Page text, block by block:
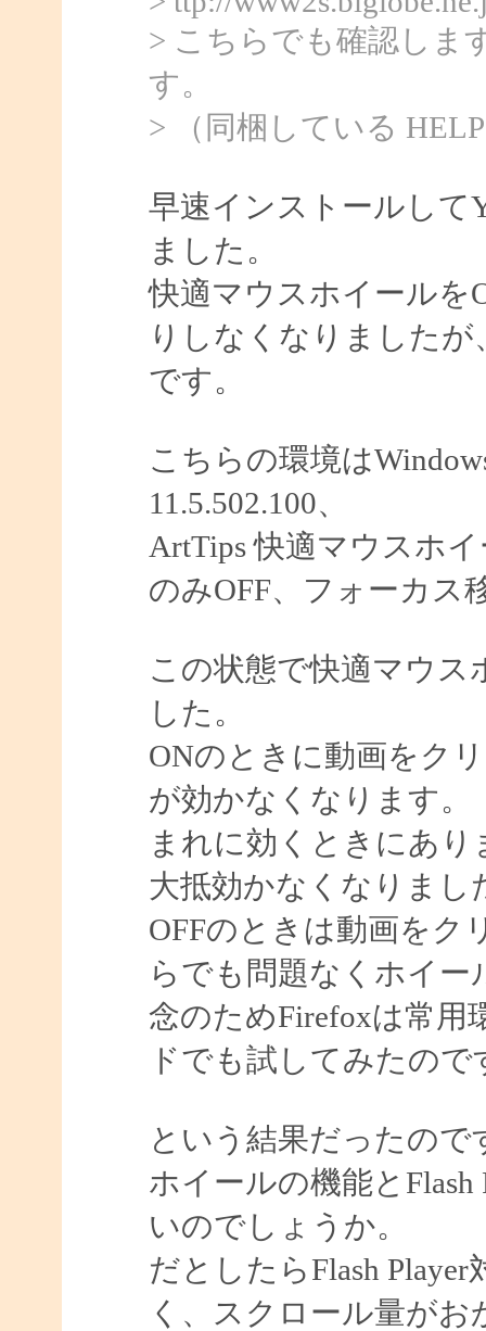
> こちらでも確認しま
す。
> （同梱している
早速インストールして
ました。
快適マウスホイールを
りしなくなりました
です。
こちらの環境は
11.5.502.100、
ArtTips 快適マウスホ
のみOFF、フォーカス
この状態で快適マウス
した。
ONのときに動画をク
が効かなくなります。
まれに効くときにあ
大抵効かなくなりまし
OFFのときは動画をク
らでも問題なくホイ
念のためFirefoxは常用
ドでも試してみたの
という結果だったの
ホイールの機能と
いのでしょうか。
だとしたらFlash
く、スクロール量が